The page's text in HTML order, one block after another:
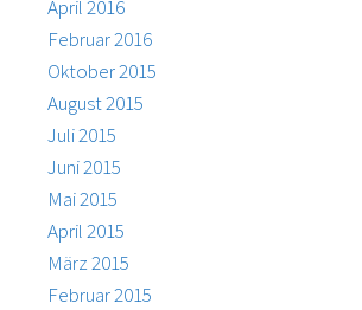
April 2016
Februar 2016
Oktober 2015
August 2015
Juli 2015
Juni 2015
Mai 2015
April 2015
März 2015
Februar 2015